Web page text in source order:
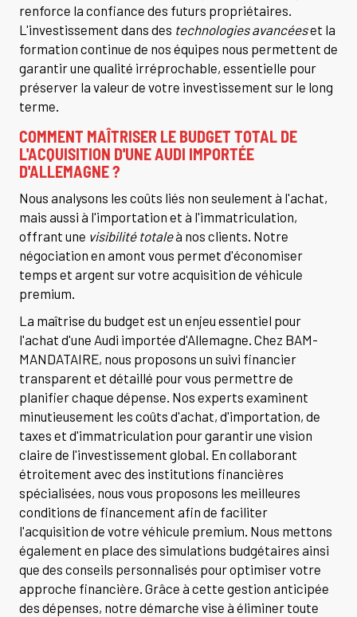
renforce la confiance des futurs propriétaires.
L'investissement dans des technologies avancéeset la
formation continue de nos équipes nous permettent de
garantir une qualité irréprochable, essentielle pour
préserver la valeur de votre investissement sur le long
terme.
COMMENT MAÎTRISER LE BUDGET TOTAL DE
L'ACQUISITION D'UNE AUDI IMPORTÉE
D'ALLEMAGNE ?
Nous analysons les coûts liés non seulement à l'achat,
mais aussi à l'importation et à l'immatriculation,
offrant une visibilité totaleà nos clients. Notre
négociation en amont vous permet d'économiser
temps et argent sur votre acquisition de véhicule
premium.
La maîtrise du budget est un enjeu essentiel pour
l'achat d'une Audi importée d'Allemagne. Chez BAM-
MANDATAIRE, nous proposons un suivi financier
transparent et détaillé pour vous permettre de
planifier chaque dépense. Nos experts examinent
minutieusement les coûts d'achat, d'importation, de
taxes et d'immatriculation pour garantir une vision
claire de l'investissement global. En collaborant
étroitement avec des institutions financières
spécialisées, nous vous proposons les meilleures
conditions de financement afin de faciliter
l'acquisition de votre véhicule premium. Nous mettons
également en place des simulations budgétaires ainsi
que des conseils personnalisés pour optimiser votre
approche financière. Grâce à cette gestion anticipée
des dépenses, notre démarche vise à éliminer toute